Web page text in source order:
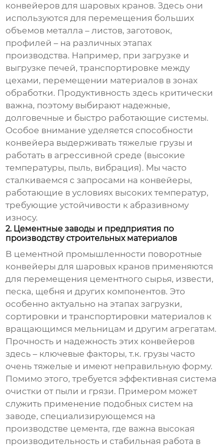
конвейеров для шаровых кранов. Здесь они
используются для перемещения больших
объемов металла – листов, заготовок,
профилей – на различных этапах
производства. Например, при загрузке и
выгрузке печей, транспортировке между
цехами, перемещении материалов в зонах
обработки. Продуктивность здесь критически
важна, поэтому выбирают надежные,
долговечные и быстро работающие системы.
Особое внимание уделяется способности
конвейера выдерживать тяжелые грузы и
работать в агрессивной среде (высокие
температуры, пыль, вибрация). Мы часто
сталкиваемся с запросами на конвейеры,
работающие в условиях высоких температур,
требующиеустойчивости к абразивному
износу.
2. Цементные заводы и предприятия по
производству строительных материалов
В цементной промышленности поворотные
конвейеры для шаровых кранов применяются
для перемещения цементного сырья, извести,
песка, щебня и других компонентов. Это
особенно актуально на этапах загрузки,
сортировки и транспортировки материалов к
вращающимся мельницам и другим агрегатам.
Прочность и надежность этих конвейеров
здесь – ключевые факторы, т.к. грузы часто
очень тяжелые и имеют неправильную форму.
Помимо этого, требуется эффективная система
очистки от пыли и грязи. Примером может
служить применение подобных систем на
заводе, специализирующемся на
производстве цемента, где важна высокая
производительность и стабильная работа в